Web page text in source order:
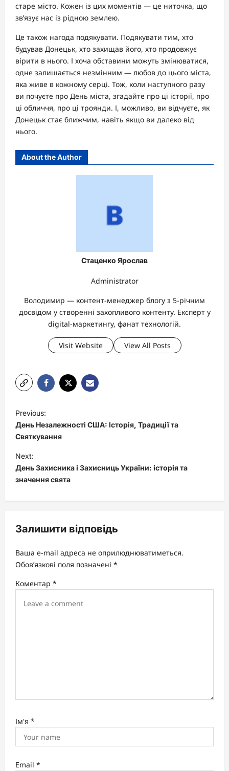
старе місто. Кожен із цих моментів — це ниточка, що
зв’язує нас із рідною землею.
Це також нагода подякувати. Подякувати тим, хто
будував Донецьк, хто захищав його, хто продовжує
вірити в нього. І хоча обставини можуть змінюватися,
одне залишається незмінним — любов до цього міста,
яка живе в кожному серці. Тож, коли наступного разу
ви почуєте про День міста, згадайте про ці історії, про
ці обличчя, про ці троянди. І, можливо, ви відчуєте, як
Донецьк стає ближчим, навіть якщо ви далеко від
нього.
About the Author
Стаценко Ярослав
Administrator
Володимир — контент-менеджер блогу з 5-річним
досвідом у створенні захопливого контенту. Експерт у
digital-маркетингу, фанат технологій.
Visit Website View All Posts
P
o
s
t
n
a
v
g
a
t
i
Previous:
День Незалежності США: Історія, Традиції та
Святкування
Next:
День Захисника і Захисниць України: історія та
значення свята
Залишити відповідь
Ваша e-mail адреса не оприлюднюватиметься.
Обов’язкові поля позначені *
Коментар *
Ім'я *
Email *